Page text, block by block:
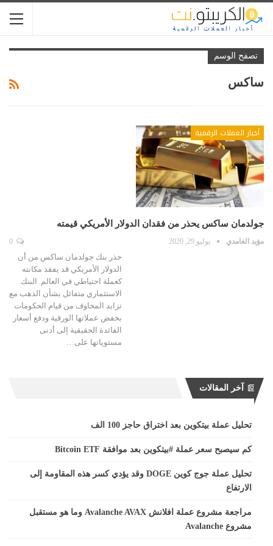
تصفح الوسم
ساكس
أخبار العملات الرقمية
جولدمان ساكس يحذر من فقدان الدولار الأمريكي قيمته
مؤيد الغامدي يوليو 29, 2020
حذر بنك جولدمان ساكس من أن
الدولار الأمريكي قد يفقد مكانته
كعملة احتياطي في العالم. البنك
الاستثماري متفائل بشأن الذهب مع
تزايد المخاوف من قيام الحكومات
بخفض عملاتها الورقية ودفع أسعار
الفائدة الحقيقية إلى أدنى
مستوياتها على…
آخر المقالات
تحليل عملة بيتكوين بعد اختراق حاجز 100 الف
كم سيصبح سعر عملة #بيتكوين بعد موافقة Bitcoin ETF
تحليل عملة جوج كوين DOGE وقد يؤدي كسر هذه المقاومة إلى
الارتفاع
مراجعة مشروع عملة افلانش Avalanche AVAX وما هو مستقبل
مشروع Avalanche